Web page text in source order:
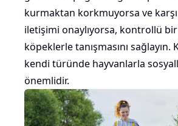
kurmaktan korkmuyorsa ve
iletişimi onaylıyorsa, kontrollü
köpeklerle tanışmasını sağlayın.
kendi türünde hayvanlarla
önemlidir.